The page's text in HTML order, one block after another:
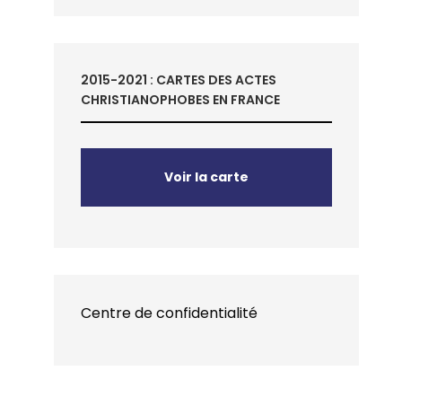
2015-2021 : CARTES DES ACTES
CHRISTIANOPHOBES EN FRANCE
Voir la carte
Centre de confidentialité